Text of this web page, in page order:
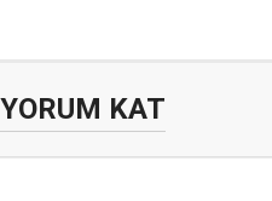
YORUM KAT